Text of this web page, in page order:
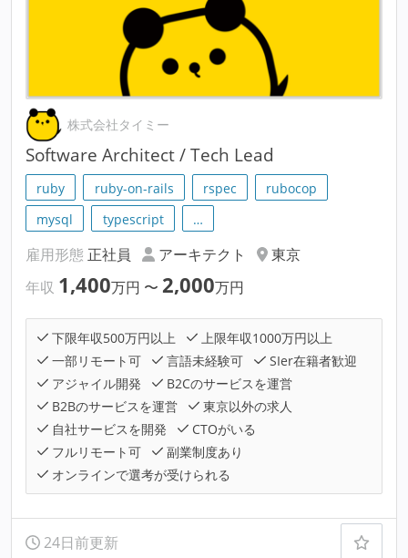
株式会社タイミー
Software Architect / Tech Lead
ruby ruby-on-rails rspec
rubocop
mysql
typescript …
雇用形態 正社員 アーキテクト
東京
年収 1,400万円 〜 2,000万円
下限年収500万円以上
上限年収1000万円以上
一部リモート可
言語未経験可
SIer在籍者歓迎
アジャイル開発
B2Cのサービスを運営
B2Bのサービスを運営
東京以外の求人
自社サービスを開発
CTOがいる
フルリモート可
副業制度あり
オンラインで選考が受けられる
24日前更新